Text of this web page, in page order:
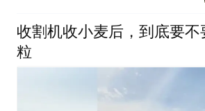
收割机收小麦后，到底要
粒